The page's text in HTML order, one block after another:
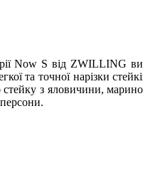
Now S від ZWILLING
та точної нарізки
з яловичини,